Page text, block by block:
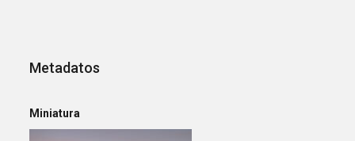
Metadatos
Miniatura